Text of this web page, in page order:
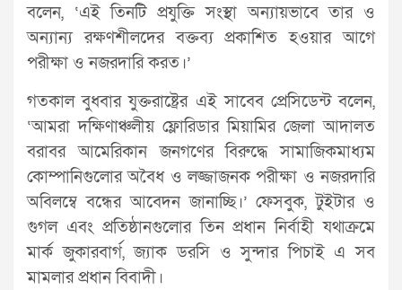
বলেন, ‘এই তিনটি প্রযুক্তি সংস্থা অন্যায়ভাবে তার ও
অন্যান্য রক্ষণশীলদের বক্তব্য প্রকাশিত হওয়ার আগে
পরীক্ষা ও নজরদারি করত।’
গতকাল বুধবার যুক্তরাষ্ট্রের এই সাবেব প্রেসিডেন্ট বলেন,
‘আমরা দক্ষিণাঞ্চলীয় ফ্লোরিডার মিয়ামির জেলা আদালত
বরাবর আমেরিকান জনগণের বিরুদ্ধে সামাজিকমাধ্যম
কোম্পানিগুলোর অবৈধ ও লজ্জাজনক পরীক্ষা ও নজরদারি
অবিলম্বে বন্ধের আবেদন জানাচ্ছি।’ ফেসবুক, টুইটার ও
গুগল এবং প্রতিষ্ঠানগুলোর তিন প্রধান নির্বাহী যথাক্রমে
মার্ক জুকারবার্গ, জ্যাক ডরসি ও সুন্দার পিচাই এ সব
মামলার প্রধান বিবাদী।